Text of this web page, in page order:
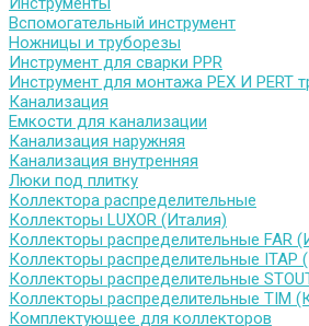
Вспомогательный инструмент
Ножницы и труборезы
Инструмент для сварки PPR
Инструмент для монтажа PEX И PERT
Канализация
Емкости для канализации
Канализация наружняя
Канализация внутренняя
Люки под плитку
Коллектора распределительные
Коллекторы LUXOR (Италия)
Коллекторы распределительные FAR
Коллекторы распределительные ITAP
Коллекторы распределительные
Коллекторы распределительные TIM
Комплектующее для коллекторов